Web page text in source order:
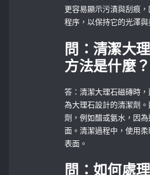
更容易顯示污漬與刮痕
程序，以保持它的光澤與
問：清潔大
方法是什麼？
答：清潔大理石磁磚時
為大理石設計的清潔劑
劑，例如醋或氨水，因
面。清潔過程中，使用
表面。
問：如何處